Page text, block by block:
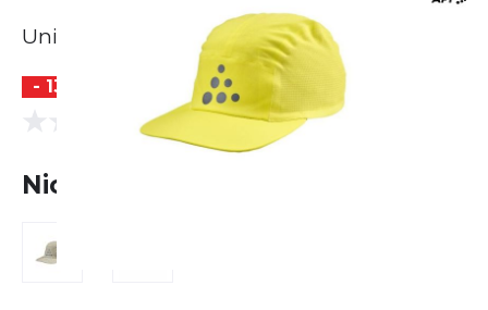
Unisex
- 13 %
(0 Bewertungen)
Nicht lieferbar